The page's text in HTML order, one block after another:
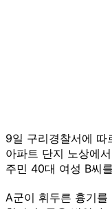
9일 구리경찰서에
아파트 단지 노상에
주민 40대 여성 B씨
A군이 휘두른 흉기